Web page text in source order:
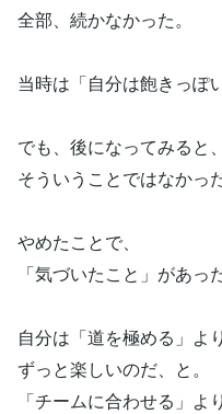
全部、続かなかった。
当時は「自分は飽きっぽ
でも、後になってみると、
そういうことではなかった
やめたことで、
「気づいたこと」があっ
自分は「道を極める」よ
ずっと楽しいのだ、と。
「チームに合わせる」よ